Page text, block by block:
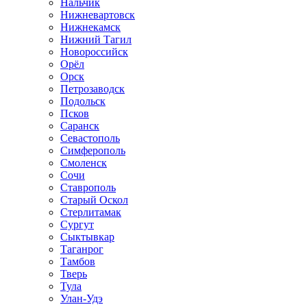
Нальчик
Нижневартовск
Нижнекамск
Нижний Тагил
Новороссийск
Орёл
Орск
Петрозаводск
Подольск
Псков
Саранск
Севастополь
Симферополь
Смоленск
Сочи
Ставрополь
Старый Оскол
Стерлитамак
Сургут
Сыктывкар
Таганрог
Тамбов
Тверь
Тула
Улан-Удэ